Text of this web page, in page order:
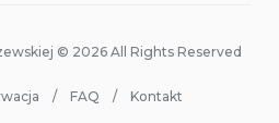
© 2026 All Rights Reserved
FAQ Kontakt